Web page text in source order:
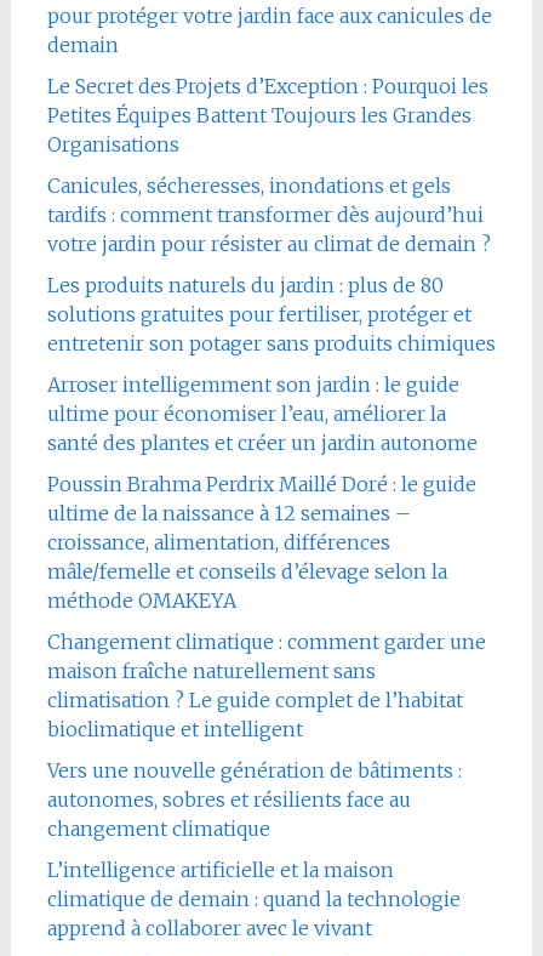
pour protéger votre jardin face aux canicules de
demain
Le Secret des Projets d’Exception : Pourquoi les
Petites Équipes Battent Toujours les Grandes
Organisations
Canicules, sécheresses, inondations et gels
tardifs : comment transformer dès aujourd’hui
votre jardin pour résister au climat de demain ?
Les produits naturels du jardin : plus de 80
solutions gratuites pour fertiliser, protéger et
entretenir son potager sans produits chimiques
Arroser intelligemment son jardin : le guide
ultime pour économiser l’eau, améliorer la
santé des plantes et créer un jardin autonome
Poussin Brahma Perdrix Maillé Doré : le guide
ultime de la naissance à 12 semaines –
croissance, alimentation, différences
mâle/femelle et conseils d’élevage selon la
méthode OMAKEYA
Changement climatique : comment garder une
maison fraîche naturellement sans
climatisation ? Le guide complet de l’habitat
bioclimatique et intelligent
Vers une nouvelle génération de bâtiments :
autonomes, sobres et résilients face au
changement climatique
L’intelligence artificielle et la maison
climatique de demain : quand la technologie
apprend à collaborer avec le vivant